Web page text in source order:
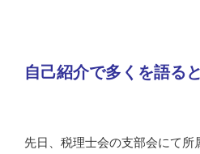
自己紹介で多くを語る
先日、税理士会の支部会にて所